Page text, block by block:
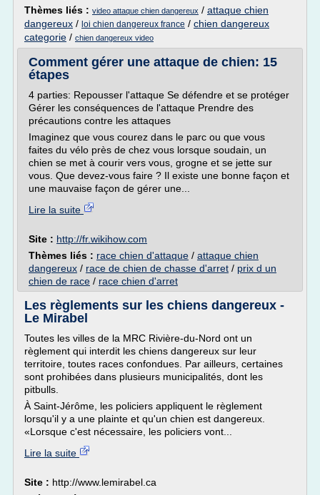
Thèmes liés : video attaque chien dangereux / attaque chien
dangereux / loi chien dangereux france / chien dangereux
categorie / chien dangereux video
Comment gérer une attaque de chien: 15
étapes
4 parties: Repousser l'attaque Se défendre et se protéger
Gérer les conséquences de l'attaque Prendre des
précautions contre les attaques
Imaginez que vous courez dans le parc ou que vous
faites du vélo près de chez vous lorsque soudain, un
chien se met à courir vers vous, grogne et se jette sur
vous. Que devez-vous faire ? Il existe une bonne façon et
une mauvaise façon de gérer une...
Lire la suite
Site : http://fr.wikihow.com
Thèmes liés : race chien d'attaque / attaque chien
dangereux / race de chien de chasse d'arret / prix d un
chien de race / race chien d'arret
Les règlements sur les chiens dangereux -
Le Mirabel
Toutes les villes de la MRC Rivière-du-Nord ont un
règlement qui interdit les chiens dangereux sur leur
territoire, toutes races confondues. Par ailleurs, certaines
sont prohibées dans plusieurs municipalités, dont les
pitbulls.
À Saint-Jérôme, les policiers appliquent le règlement
lorsqu'il y a une plainte et qu'un chien est dangereux.
«Lorsque c'est nécessaire, les policiers vont...
Lire la suite
Site : http://www.lemirabel.ca